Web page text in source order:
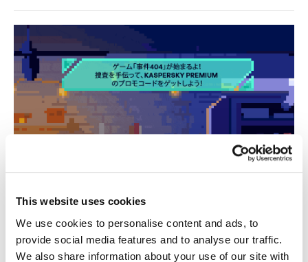
This website uses cookies
We use cookies to personalise content and ads, to
provide social media features and to analyse our traffic.
We also share information about your use of our site with